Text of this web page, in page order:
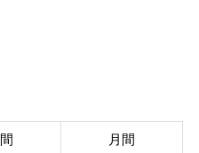
月間